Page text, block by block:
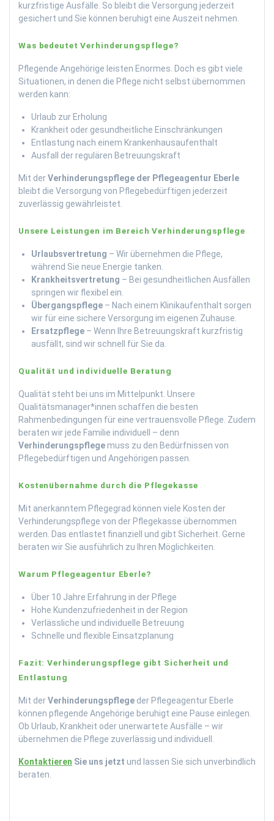
kurzfristige Ausfälle. So bleibt die Versorgung jederzeit
gesichert und Sie können beruhigt eine Auszeit nehmen.
Was bedeutet Verhinderungspflege?
Pflegende Angehörige leisten Enormes. Doch es gibt viele
Situationen, in denen die Pflege nicht selbst übernommen
werden kann:
Urlaub zur Erholung
Krankheit oder gesundheitliche Einschränkungen
Entlastung nach einem Krankenhausaufenthalt
Ausfall der regulären Betreuungskraft
Mit derVerhinderungspflege der Pflegeagentur Eberle
bleibt die Versorgung von Pflegebedürftigen jederzeit
zuverlässig gewährleistet.
Unsere Leistungen im Bereich Verhinderungspflege
Urlaubsvertretung – Wir übernehmen die Pflege,
während Sie neue Energie tanken.
Krankheitsvertretung – Bei gesundheitlichen Ausfällen
springen wir flexibel ein.
Übergangspflege – Nach einem Klinikaufenthalt sorgen
wir für eine sichere Versorgung im eigenen Zuhause.
Ersatzpflege – Wenn Ihre Betreuungskraft kurzfristig
ausfällt, sind wir schnell für Sie da.
Qualität und individuelle Beratung
Qualität steht bei uns im Mittelpunkt. Unsere
Qualitätsmanager*innen schaffen die besten
Rahmenbedingungen für eine vertrauensvolle Pflege. Zudem
beraten wir jede Familie individuell – denn
Verhinderungspflegemuss zu den Bedürfnissen von
Pflegebedürftigen und Angehörigen passen.
Kostenübernahme durch die Pflegekasse
Mit anerkanntem Pflegegrad können viele Kosten der
Verhinderungspflege von der Pflegekasse übernommen
werden. Das entlastet finanziell und gibt Sicherheit. Gerne
beraten wir Sie ausführlich zu Ihren Möglichkeiten.
Warum Pflegeagentur Eberle?
Über 10 Jahre Erfahrung in der Pflege
Hohe Kundenzufriedenheit in der Region
Verlässliche und individuelle Betreuung
Schnelle und flexible Einsatzplanung
Fazit: Verhinderungspflege gibt Sicherheit und
Entlastung
Mit derVerhinderungspflege der Pflegeagentur Eberle
können pflegende Angehörige beruhigt eine Pause einlegen.
Ob Urlaub, Krankheit oder unerwartete Ausfälle – wir
übernehmen die Pflege zuverlässig und individuell.
Kontaktieren Sie uns jetzt und lassen Sie sich unverbindlich
beraten.